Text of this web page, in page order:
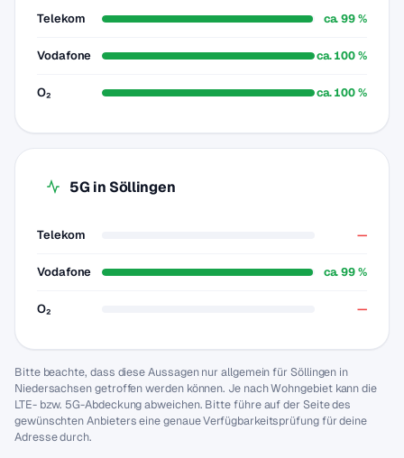
Telekom ca. 99 %
Vodafone ca. 100 %
O₂ ca. 100 %
5G in Söllingen
Telekom —
Vodafone ca. 99 %
O₂ —
Bitte beachte, dass diese Aussagen nur allgemein für Söllingen in
Niedersachsen getroffen werden können. Je nach Wohngebiet kann die
LTE- bzw. 5G-Abdeckung abweichen. Bitte führe auf der Seite des
gewünschten Anbieters eine genaue Verfügbarkeitsprüfung für deine
Adresse durch.